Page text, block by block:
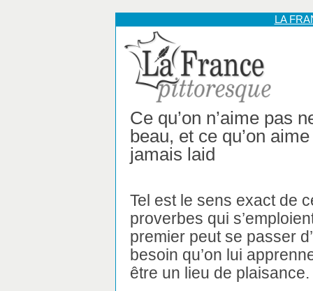
LA
Ce qu’on n’aime pas
beau, et ce qu’on
jamais laid
Tel est le sens exact de
proverbes qui
premier peut se passer
besoin qu’on lui
être un lieu de plaisance.